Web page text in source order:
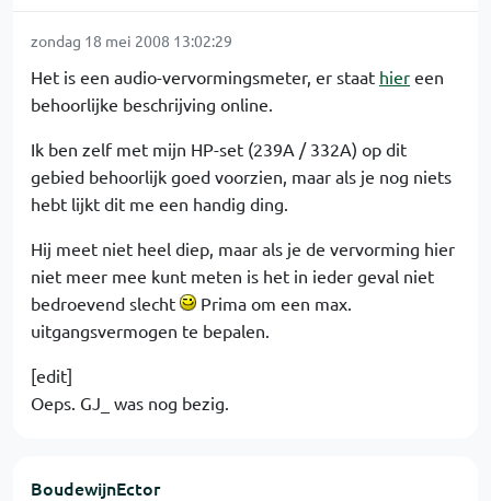
zondag 18 mei 2008 13:02:29
Het is een audio-vervormingsmeter, er staat hier een
behoorlijke beschrijving online.
Ik ben zelf met mijn HP-set (239A / 332A) op dit
gebied behoorlijk goed voorzien, maar als je nog niets
hebt lijkt dit me een handig ding.
Hij meet niet heel diep, maar als je de vervorming hier
niet meer mee kunt meten is het in ieder geval niet
bedroevend slecht
Prima om een max.
uitgangsvermogen te bepalen.
[edit]
Oeps. GJ_ was nog bezig.
BoudewijnEctor